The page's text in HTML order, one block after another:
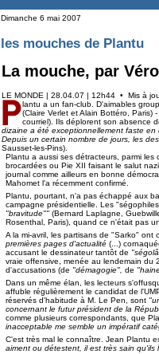
Dimanche 6 mai 2007
les mouches de Plantu
La mouche, par
LE MONDE | 28.04.07 | 12h44 • Mis à
lantu a un fan-club. D'aimables
(Claire Verlet et Alain Bottéro, Paris)
courriel). Ils déplorent son absence
dizaine a été exceptionnellement faste en
Depuis un certain nombre de jours, les
Sausset-les-Pins).
Plantu a aussi ses détracteurs, parmi
brocardées ou Pie XII faisant le salut
journal comme ailleurs en bonne
Mahomet l'a récemment confirmé.
Plantu, pourtant, n'a pas échappé aux
campagne présidentielle. Les
"bravitude"" (Bernard Laplagne,
Rosenthal, Paris), quand ce n'était pas
A la mi-avril, les partisans de "Sarko"
premières pages d'actualité (...)
accusant le dessinateur tantôt de
vraie offensive, menée au lendemain du
d'accusations (de "démagogie", de
Dans un même élan, les lecteurs
affuble régulièrement le candidat de
réservés d'habitude à M. Le Pen, sont
concernant le futur président de la
comme plusieurs correspondants, que
inacceptable me semble un impératif
C'est très mal le connaître. Jean Plantu
aiment ou détestent, il est très sain qu'ils